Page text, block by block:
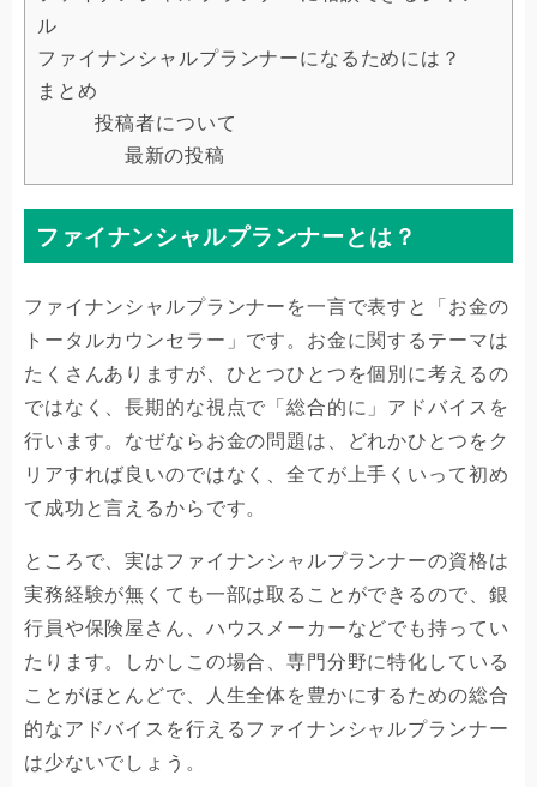
ル
ファイナンシャルプランナーになるためには？
まとめ
投稿者について
最新の投稿
ファイナンシャルプランナーとは？
ファイナンシャルプランナーを一言で表すと「お金の
トータルカウンセラー」です。お金に関するテーマは
たくさんありますが、ひとつひとつを個別に考えるの
ではなく、長期的な視点で「総合的に」アドバイスを
行います。なぜならお金の問題は、どれかひとつをク
リアすれば良いのではなく、全てが上手くいって初め
て成功と言えるからです。
ところで、実はファイナンシャルプランナーの資格は
実務経験が無くても一部は取ることができるので、銀
行員や保険屋さん、ハウスメーカーなどでも持ってい
たります。しかしこの場合、専門分野に特化している
ことがほとんどで、人生全体を豊かにするための総合
的なアドバイスを行えるファイナンシャルプランナー
は少ないでしょう。